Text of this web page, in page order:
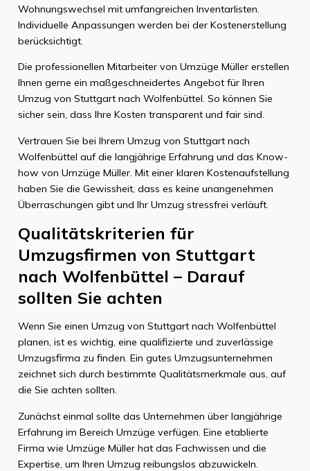
Wohnungswechsel mit umfangreichen Inventarlisten.
Individuelle Anpassungen werden bei der Kostenerstellung
berücksichtigt.
Die professionellen Mitarbeiter von Umzüge Müller erstellen
Ihnen gerne ein maßgeschneidertes Angebot für Ihren
Umzug von Stuttgart nach Wolfenbüttel. So können Sie
sicher sein, dass Ihre Kosten transparent und fair sind.
Vertrauen Sie bei Ihrem Umzug von Stuttgart nach
Wolfenbüttel auf die langjährige Erfahrung und das Know-
how von Umzüge Müller. Mit einer klaren Kostenaufstellung
haben Sie die Gewissheit, dass es keine unangenehmen
Überraschungen gibt und Ihr Umzug stressfrei verläuft.
Qualitätskriterien für
Umzugsfirmen von Stuttgart
nach Wolfenbüttel – Darauf
sollten Sie achten
Wenn Sie einen Umzug von Stuttgart nach Wolfenbüttel
planen, ist es wichtig, eine qualifizierte und zuverlässige
Umzugsfirma zu finden. Ein gutes Umzugsunternehmen
zeichnet sich durch bestimmte Qualitätsmerkmale aus, auf
die Sie achten sollten.
Zunächst einmal sollte das Unternehmen über langjährige
Erfahrung im Bereich Umzüge verfügen. Eine etablierte
Firma wie Umzüge Müller hat das Fachwissen und die
Expertise, um Ihren Umzug reibungslos abzuwickeln.